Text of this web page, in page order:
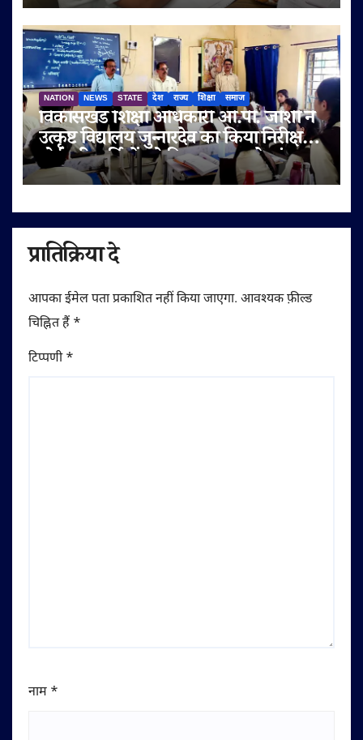
NATION NEWS STATE देश राज्य शिक्षा समाज
विकासखंड शिक्षा अधिकारी ओ.पी. जोशी ने
उत्कृष्ट विद्यालय जुन्नारदेव का किया निरीक्षण,
बोर्ड परीक्षार्थियों को दिए सफलता के मंत्र
प्रातिक्रिया दे
आपका ईमेल पता प्रकाशित नहीं किया जाएगा. आवश्यक फ़ील्ड
चिह्नित हैं *
टिप्पणी*
नाम *